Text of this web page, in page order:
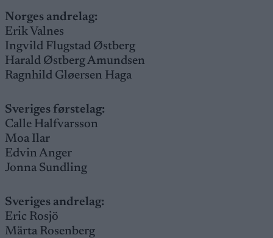
Norges andrelag:
Erik Valnes
Ingvild Flugstad Østberg
Harald Østberg Amundsen
Ragnhild Gløersen Haga
Sveriges førstelag:
Calle Halfvarsson
Moa Ilar
Edvin Anger
Jonna Sundling
Sveriges andrelag:
Eric Rosjö
Märta Rosenberg